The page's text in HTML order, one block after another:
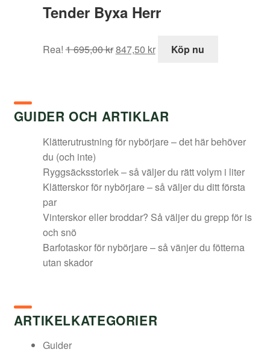
Tender Byxa Herr
Rea! 1 695,00kr
ursprungliga
695,00 kr.
847,50 kr
nuvarande
Köp nu
GUIDER OCH ARTIKLAR
Klätterutrustning för nybörjare – det här behöver
du (och inte)
Ryggsäcksstorlek – så väljer du rätt volym i liter
Klätterskor för nybörjare – så väljer du ditt första
par
Vinterskor eller broddar? Så väljer du grepp för is
och snö
Barfotaskor för nybörjare – så vänjer du fötterna
utan skador
ARTIKELKATEGORIER
Guider